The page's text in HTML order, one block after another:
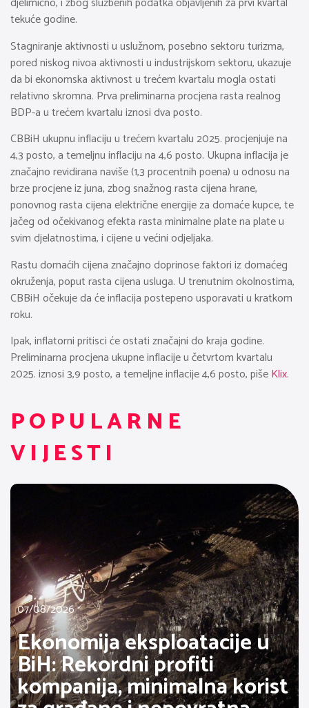
tekuće godine.
Stagniranje aktivnosti u uslužnom, posebno sektoru turizma,
pored niskog nivoa aktivnosti u industrijskom sektoru, ukazuje
da bi ekonomska aktivnost u trećem kvartalu mogla ostati
relativno skromna. Prva preliminarna procjena rasta realnog
BDP-a u trećem kvartalu iznosi dva posto.
CBBiH ukupnu inflaciju u trećem kvartalu 2025. procjenjuje na
4,3 posto, a temeljnu inflaciju na 4,6 posto. Ukupna inflacija je
značajno revidirana naviše (1,3 procentnih poena) u odnosu na
brze procjene iz juna, zbog snažnog rasta cijena hrane,
ponovnog rasta cijena električne energije za domaće kupce, te
jačeg od očekivanog efekta rasta minimalne plate na plate u
svim djelatnostima, i cijene u većini odjeljaka.
Rastu domaćih cijena značajno doprinose faktori iz domaćeg
okruženja, poput rasta cijena usluga. U trenutnim okolnostima,
CBBiH očekuje da će inflacija postepeno usporavati u kratkom
roku.
Ipak, inflatorni pritisci će ostati značajni do kraja godine.
Preliminarna procjena ukupne inflacije u četvrtom kvartalu
2025. iznosi 3,9 posto, a temeljne inflacije 4,6 posto, pišeKlix.
POPULARNE
VIJESTI
07/08/2026
Ekonomija eksploatacije u
BiH: Rekordni profiti
kompanija, minimalna korist